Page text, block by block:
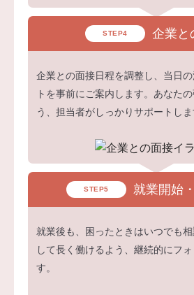
STEP4 企業と
企業との面接日程を調整し、当日
トを事前にご案内します。あなた
う、担当者がしっかりサポートしま
STEP5 就業開始
就業後も、困ったときはいつでも
して長く働けるよう、継続的にフ
す。